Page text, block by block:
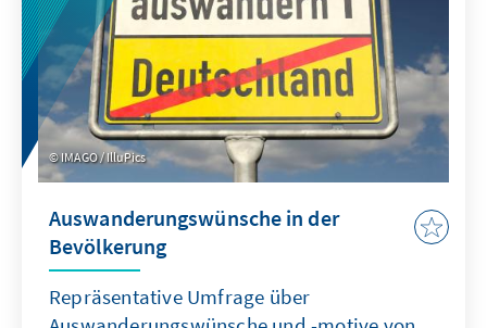
Daten Aufschluss über aktuelle
Entwicklungen im Wahlverhalten junger
Menschen.
IMAGO / IlluPics
Auswanderungswünsche in der
Bevölkerung
Repräsentative Umfrage über